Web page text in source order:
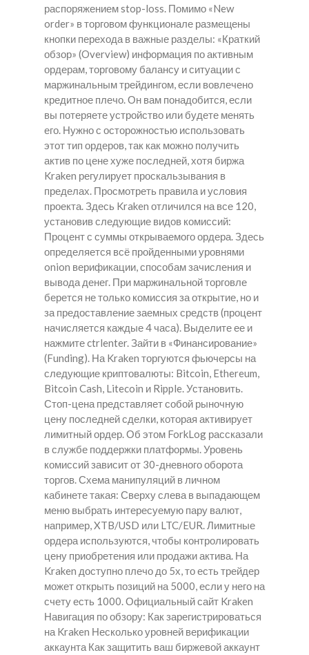
распоряжением stop-loss. Помимо «New
order» в торговом функционале размещены
кнопки перехода в важные разделы: «Краткий
обзор» (Overview) информация по активным
ордерам, торговому балансу и ситуации с
маржинальным трейдингом, если вовлечено
кредитное плечо. Он вам понадобится, если
вы потеряете устройство или будете менять
его. Нужно с осторожностью использовать
этот тип ордеров, так как можно получить
актив по цене хуже последней, хотя биржа
Kraken регулирует проскальзывания в
пределах. Просмотреть правила и условия
проекта. Здесь Kraken отличился на все 120,
установив следующие видов комиссий:
Процент с суммы открываемого ордера. Здесь
определяется всё пройденными уровнями
onion верификации, способам зачисления и
вывода денег. При маржинальной торговле
берется не только комиссия за открытие, но и
за предоставление заемных средств (процент
начисляется каждые 4 часа). Выделите ее и
нажмите ctrlenter. Зайти в «Финансирование»
(Funding). На Kraken торгуются фьючерсы на
следующие криптовалюты: Bitcoin, Ethereum,
Bitcoin Cash, Litecoin и Ripple. Установить.
Стоп-цена представляет собой рыночную
цену последней сделки, которая активирует
лимитный ордер. Об этом ForkLog рассказали
в службе поддержки платформы. Уровень
комиссий зависит от 30-дневного оборота
торгов. Схема манипуляций в личном
кабинете такая: Сверху слева в выпадающем
меню выбрать интересуемую пару валют,
например, XTB/USD или LTC/EUR. Лимитные
ордера используются, чтобы контролировать
цену приобретения или продажи актива. На
Kraken доступно плечо до 5х, то есть трейдер
может открыть позиций на 5000, если у него на
счету есть 1000. Официальный сайт Kraken
Навигация по обзору: Как зарегистрироваться
на Kraken Несколько уровней верификации
аккаунта Как защитить ваш биржевой аккаунт